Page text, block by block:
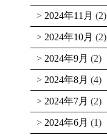
2024年11月 (2)
2024年10月 (2)
2024年9月 (2)
2024年8月 (4)
2024年7月 (2)
2024年6月 (1)